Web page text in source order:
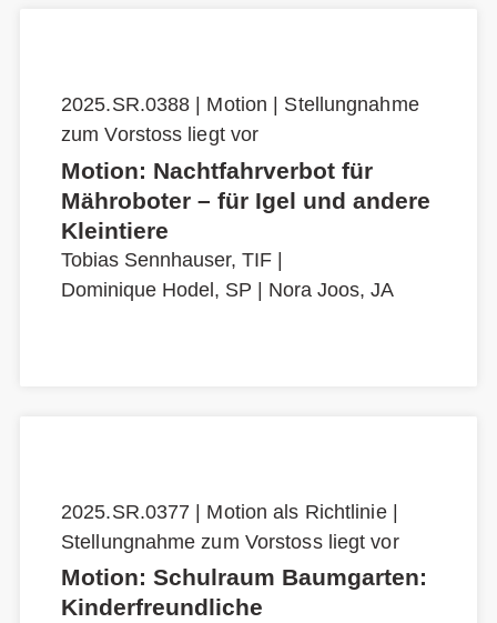
2025.SR.0388 | Motion | Stellungnahme
zum Vorstoss liegt vor
Motion: Nachtfahrverbot für
Mähroboter – für Igel und andere
Kleintiere
Tobias Sennhauser, TIF |
Dominique Hodel, SP | Nora Joos, JA
2025.SR.0377 | Motion als Richtlinie |
Stellungnahme zum Vorstoss liegt vor
Motion: Schulraum Baumgarten:
Kinderfreundliche